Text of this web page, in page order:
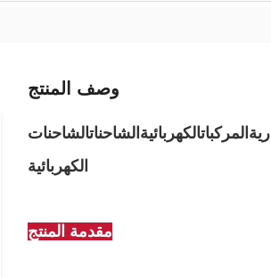
وصف المنتج
المركباتالكهربائية الشاحناتالشاحنات
الكهربائية
مقدمة المنتج